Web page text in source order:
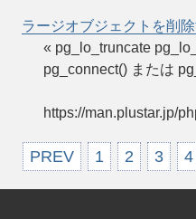
ラージオブジェクトを削
« pg_lo_truncate
pg_connect() または
https://man.plustar.jp/
PREV 1 2 3 4